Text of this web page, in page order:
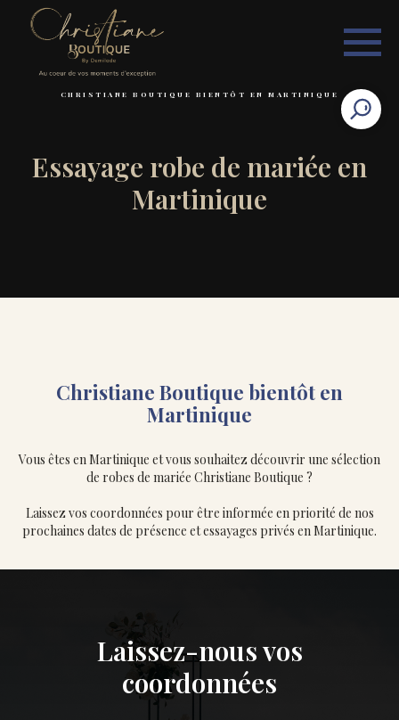
CHRISTIANE BOUTIQUE BIENTÔT EN MARTINIQUE
Essayage robe de mariée en
Martinique
Christiane Boutique bientôt en
Martinique
Vous êtes en Martinique et vous souhaitez découvrir une sélection
de robes de mariée Christiane Boutique ?
Laissez vos coordonnées pour être informée en priorité de nos
prochaines dates de présence et essayages privés en Martinique.
Laissez-nous vos
coordonnées